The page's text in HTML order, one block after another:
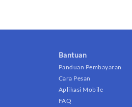
Bantuan
Panduan Pembayaran
Cara Pesan
Aplikasi Mobile
FAQ